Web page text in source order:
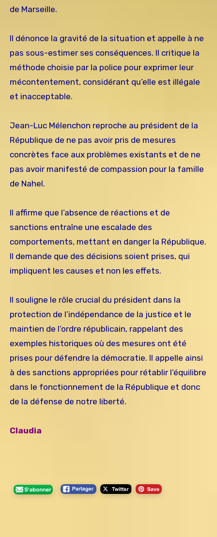
de Marseille.
Il dénonce la gravité de la situation et appelle à ne
pas sous-estimer ses conséquences. Il critique la
méthode choisie par la police pour exprimer leur
mécontentement, considérant qu’elle est illégale
et inacceptable.
Jean-Luc Mélenchon reproche au président de la
République de ne pas avoir pris de mesures
concrètes face aux problèmes existants et de ne
pas avoir manifesté de compassion pour la famille
de Nahel.
Il affirme que l’absence de réactions et de
sanctions entraîne une escalade des
comportements, mettant en danger la République.
Il demande que des décisions soient prises, qui
impliquent les causes et non les effets.
Il souligne le rôle crucial du président dans la
protection de l’indépendance de la justice et le
maintien de l’ordre républicain, rappelant des
exemples historiques où des mesures ont été
prises pour défendre la démocratie. Il appelle ainsi
à des sanctions appropriées pour rétablir l’équilibre
dans le fonctionnement de la République et donc
de la défense de notre liberté.
Claudia